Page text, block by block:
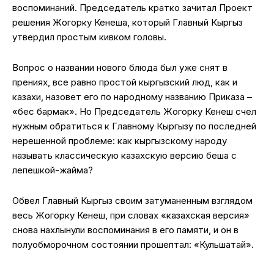
воспоминаний. Председатель кратко зачитал Проект
решения Жогорку Кенеша, который Главный Кыргыз
утвердил простым кивком головы.
Вопрос о названии нового блюда был уже снят в
прениях, все равно простой кыргызский люд, как и
казахи, назовет его по народному названию Приказа –
«бес бармак». Но Председатель Жогорку Кенеш счел
нужным обратиться к Главному Кыргызу по последней
нерешенной проблеме: как кыргызскому народу
называть классическую казахскую версию беша с
лепешкой-жайма?
Обвел Главный Кыргыз своим затуманенным взглядом
весь Жогорку Кенеш, при словах «казахская версия»
снова нахлынули воспоминания в его памяти, и он в
полуобморочном состоянии прошептал: «Кульшатай».